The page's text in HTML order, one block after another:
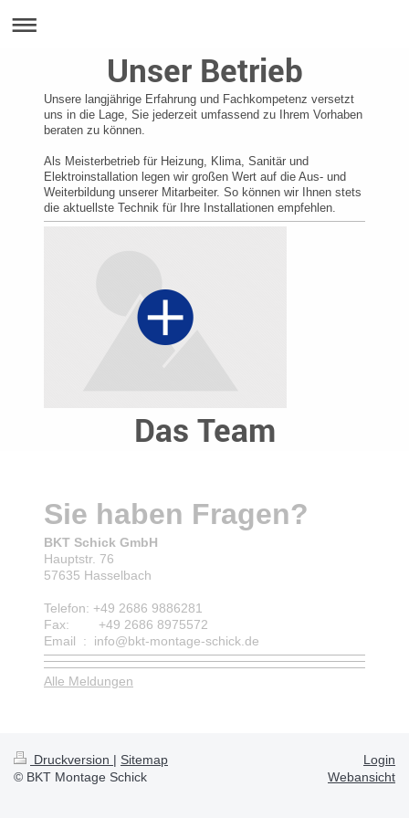
Unser Betrieb
Unsere langjährige Erfahrung und Fachkompetenz versetzt
uns in die Lage, Sie jederzeit umfassend zu Ihrem Vorhaben
beraten zu können.
Als Meisterbetrieb für Heizung, Klima, Sanitär und
Elektroinstallation legen wir großen Wert auf die Aus- und
Weiterbildung unserer Mitarbeiter. So können wir Ihnen stets
die aktuellste Technik für Ihre Installationen empfehlen.
Das Team
Sie haben Fragen?
BKT Schick GmbH
Hauptstr. 76
57635 Hasselbach
Telefon: +49 2686 9886281
Fax: +49 2686 8975572
Email : info@bkt-montage-schick.de
Alle Meldungen
Druckversion | Sitemap
© BKT Montage Schick
Login
Webansicht